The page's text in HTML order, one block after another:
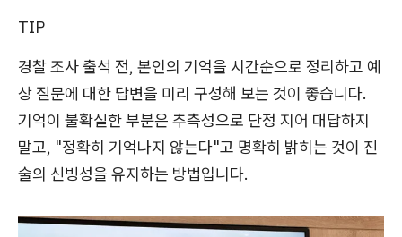
TIP
경찰 조사 출석 전, 본인의 기억을 시간순으로 정리하고 예
상 질문에 대한 답변을 미리 구성해 보는 것이 좋습니다.
기억이 불확실한 부분은 추측성으로 단정 지어 대답하지
말고, "정확히 기억나지 않는다"고 명확히 밝히는 것이 진
술의 신빙성을 유지하는 방법입니다.